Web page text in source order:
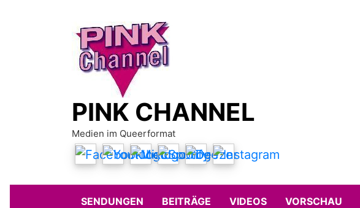
PINK CHANNEL
Medien im Queerformat
SENDUNGEN BEITRÄGE VIDEOS VORSCHAU